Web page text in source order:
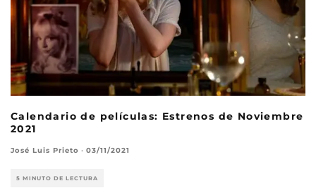
Calendario de películas: Estrenos de Noviembre
2021
José Luis Prieto · 03/11/2021
5 MINUTO DE LECTURA